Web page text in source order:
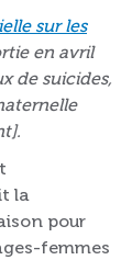
sur les
en avril
de suicides,
la
pour
femmes